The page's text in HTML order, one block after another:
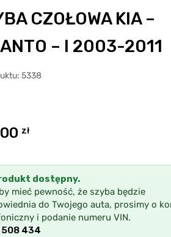
CZOŁOWA KIA –
– I 2003-2011
5338
zł
dostępny.
mieć pewność, że szyba będzie
do Twojego auta, prosimy o
i podanie numeru VIN.
508 434